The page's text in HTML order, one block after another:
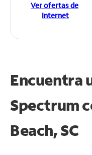
Ver ofertas de
Internet
Encuentra
Spectrum
Beach, SC